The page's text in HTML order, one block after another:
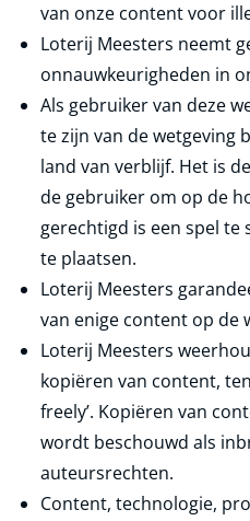
van onze content voor
Loterij Meesters neemt
onnauwkeurigheden in
Als gebruiker van deze
te zijn van de wetgeving
land van verblijf. Het is
de gebruiker om op de
gerechtigd is een spel te
te plaatsen.
Loterij Meesters
van enige content op de
Loterij Meesters
kopiëren van content,
freely’. Kopiëren van
wordt beschouwd als
auteursrechten.
Content, technologie,